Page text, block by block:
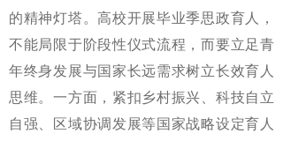
的精神灯塔。高校开展毕业季思政育人，
不能局限于阶段性仪式流程，而要立足青
年终身发展与国家长远需求树立长效育人
思维。一方面，紧扣乡村振兴、科技自立
自强、区域协调发展等国家战略设定育人